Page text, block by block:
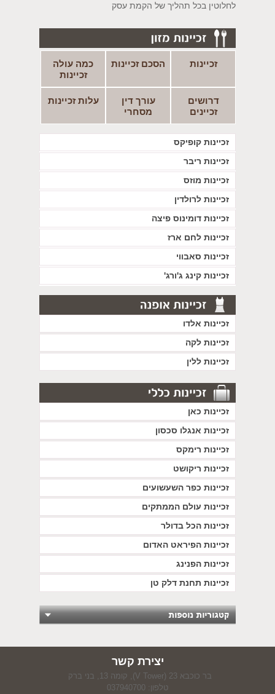
לחלוטין בכל תהליך של הקמת עסק
זכיינות הסכם זכיינות
כמה עולה
זכיינות
דרושים
זכיינים
עורך דין
מסחרי
עלות זכיינות
זכיינות קופיקס
זכיינות ריבר
זכיינות מוזס
זכיינות לרולדין
זכיינות דומינוס פיצה
זכיינות לחם ארז
זכיינות סאבווי
זכיינות קינג ג'ורג'
זכיינות אלדו
זכיינות לקה
זכיינות ללין
זכיינות כאן
זכיינות אנגלו סכסון
זכיינות רימקס
זכיינות ריקושט
זכיינות כפר השעשועים
זכיינות עולם הממתקים
זכיינות הכל בדולר
זכיינות הפיראט האדום
זכיינות הפנינג
זכיינות תחנת דלק טן
יצירת קשר
בר כוכבא 23 (V Tower), קומה 13, בני ברק
טלפון: 037940700